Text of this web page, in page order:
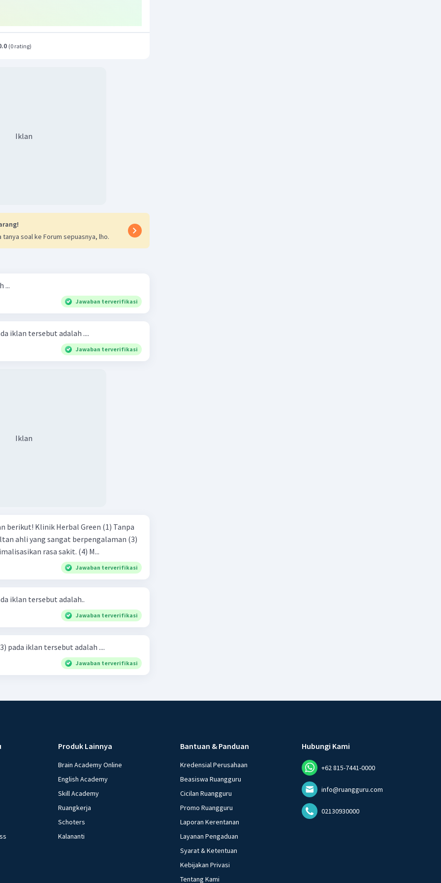
(0 rating)
Iklan
tanya soal ke Forum sepuasnya, lho.
...
Jawaban terverifikasi
iklan tersebut adalah ....
Jawaban terverifikasi
Iklan
(1) Tanpa
Dapat dengan cepat meminimalisasikan rasa sakit. (4) M...
Jawaban terverifikasi
iklan tersebut adalah..
Jawaban terverifikasi
pada iklan tersebut adalah ....
Jawaban terverifikasi
Produk Lainnya
Brain Academy Online
English Academy
Skill Academy
Ruangkerja
Schoters
Kalananti
Bantuan & Panduan
Kredensial Perusahaan
Beasiswa Ruangguru
Cicilan Ruangguru
Promo Ruangguru
Laporan Kerentanan
Layanan Pengaduan
Syarat & Ketentuan
Kebijakan Privasi
Tentang Kami
Hubungi Kami
+62 815-7441-0000
info@ruangguru.com
02130930000